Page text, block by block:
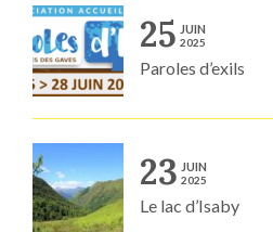
25 JUIN
2025
Paroles d’exils
23 JUIN
2025
Le lac d’Isaby